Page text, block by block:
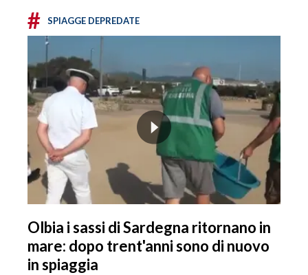
# SPIAGGE DEPREDATE
Olbia i sassi di Sardegna ritornano in
mare: dopo trent'anni sono di nuovo
in spiaggia